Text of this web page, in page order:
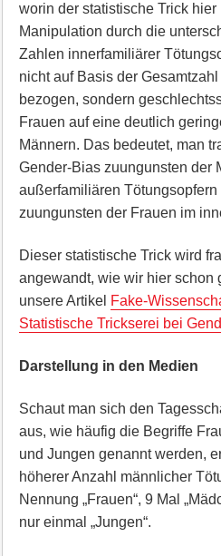
worin der statistische Trick
Manipulation durch die
Zahlen innerfamiliärer
nicht auf Basis der
bezogen, sondern
Frauen auf eine deutlich
Männern. Das bedeutet, man
Gender-Bias zuungunsten der
außerfamiliären
zuungunsten der Frauen im
Dieser statistische Trick wird
angewandt, wie wir hier schon
unsere Artikel Fake-
Statistische Trickserei bei
Darstellung in den Medien
Schaut man sich den
aus, wie häufig die Begriffe
und Jungen genannt werden,
höherer Anzahl männlicher
Nennung „Frauen“, 9 Mal
nur einmal „Jungen“.